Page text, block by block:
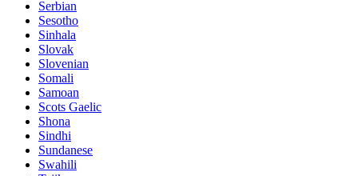
Serbian
Sesotho
Sinhala
Slovak
Slovenian
Somali
Samoan
Scots Gaelic
Shona
Sindhi
Sundanese
Swahili